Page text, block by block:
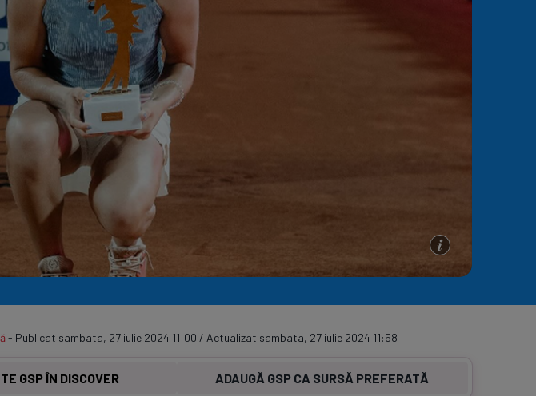
Serie A
Echipe Meciuri
TV
- Publicat sambata, 27 iulie 2024 11:00 / Actualizat sambata, 27 iulie 2024 11:58
GSP ÎN DISCOVER ADAUGĂ GSP CA SURSĂ PREFERATĂ